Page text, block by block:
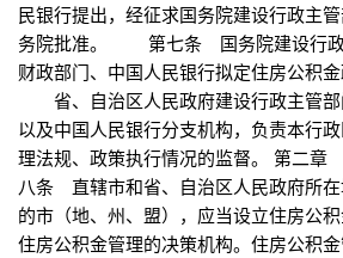
民银行提出，经征求国务院建设行政主
务院批准。 第七条 国务院建设行政
财政部门、中国人民银行拟定住房公积金
省、自治区人民政府建设行政主管部
以及中国人民银行分支机构，负责本行
理法规、政策执行情况的监督。 第
八条 直辖市和省、自治区人民政府所
的市（地、州、盟），应当设立住房公
住房公积金管理的决策机构。住房公积